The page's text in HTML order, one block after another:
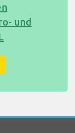
und